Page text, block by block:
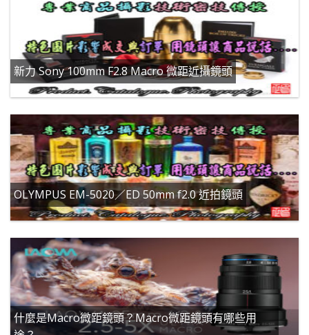
新力 Sony 100mm F2.8 Macro 微距近攝鏡頭
OLYMPUS EM-5020／ED 50mm f2.0 近拍鏡頭
什麼是Macro微距鏡頭？Macro微距鏡頭有哪些用